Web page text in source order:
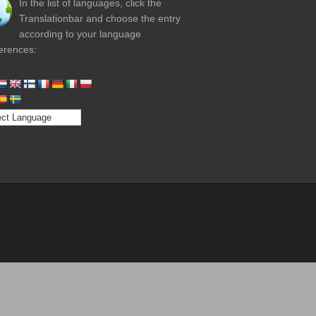
In the list of languages, click the
Translationbar and choose the entry
according to your language